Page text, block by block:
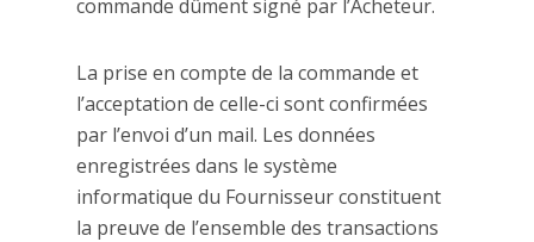
commande dûment signé par l’Acheteur.
La prise en compte de la commande et
l’acceptation de celle-ci sont confirmées
par l’envoi d’un mail. Les données
enregistrées dans le système
informatique du Fournisseur constituent
la preuve de l’ensemble des transactions